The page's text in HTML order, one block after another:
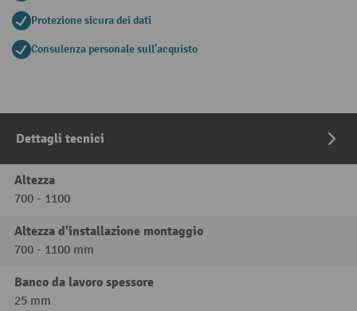
Protezione sicura dei dati
Consulenza personale sull'acquisto
Dettagli tecnici
Altezza
700 - 1100
Altezza d'installazione montaggio
700 - 1100 mm
Banco da lavoro spessore
25 mm